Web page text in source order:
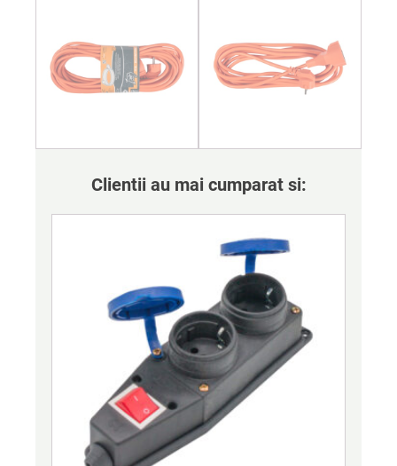
Clientii au mai cumparat si: